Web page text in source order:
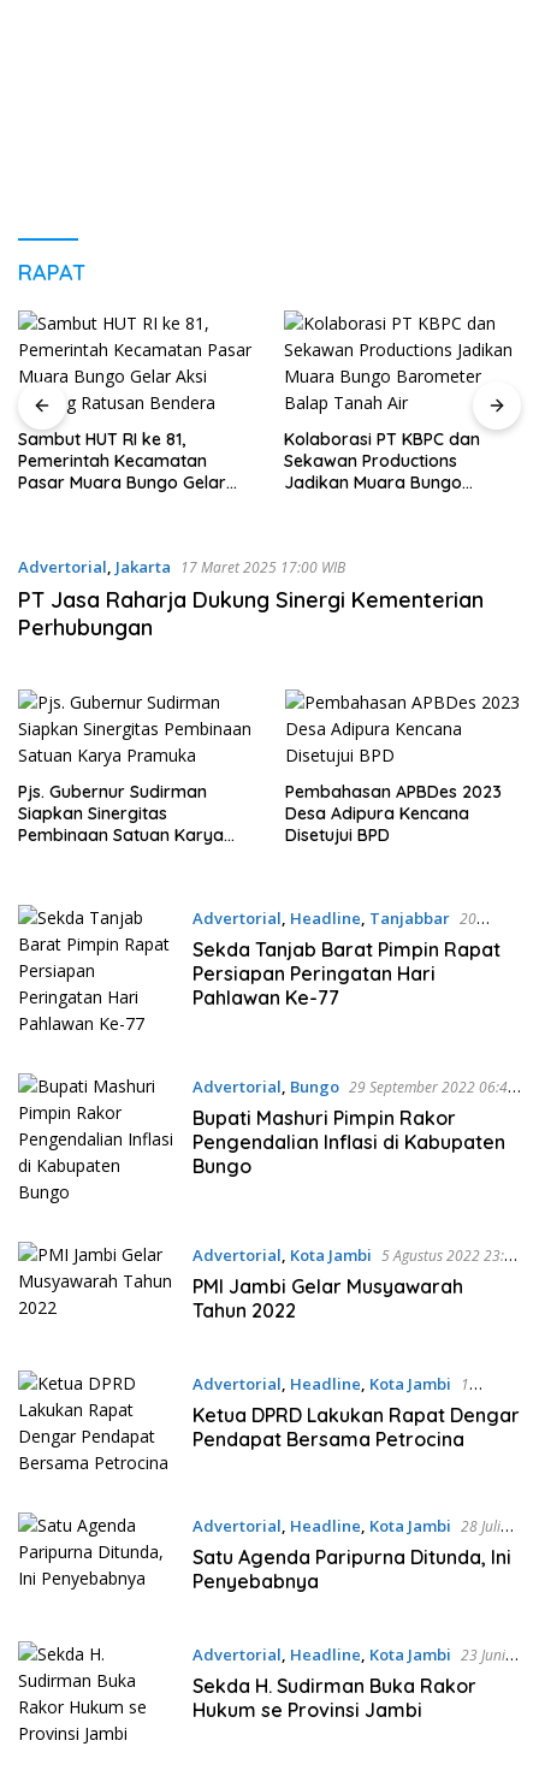
RAPAT
Sambut HUT RI ke 81,
Pemerintah Kecamatan
Pasar Muara Bungo Gelar
Kolaborasi PT KBPC dan
Sekawan Productions
Jadikan Muara Bungo
Advertorial, Jakarta 17 Maret 2025 17:00 WIB
PT Jasa Raharja Dukung Sinergi Kementerian
Perhubungan
Pjs. Gubernur Sudirman
Siapkan Sinergitas
Pembinaan Satuan Karya
Pembahasan APBDes 2023
Desa Adipura Kencana
Disetujui BPD
Advertorial, Headline, Tanjabbar 20
Oktober 2022 22:16 WIB
Sekda Tanjab Barat Pimpin Rapat
Persiapan Peringatan Hari
Pahlawan Ke-77
Advertorial, Bungo 29 September 2022 06:45
WIB
Bupati Mashuri Pimpin Rakor
Pengendalian Inflasi di Kabupaten
Bungo
Advertorial, Kota Jambi 5 Agustus 2022 23:34
WIB
PMI Jambi Gelar Musyawarah
Tahun 2022
Advertorial, Headline, Kota Jambi
1
Agustus 2022 20:26 WIB
Ketua DPRD Lakukan Rapat Dengar
Pendapat Bersama Petrocina
Advertorial, Headline, Kota Jambi 28 Juli
2022 17:35 WIB
Satu Agenda Paripurna Ditunda, Ini
Penyebabnya
Advertorial, Headline, Kota Jambi 23 Juni
2022 13:46 WIB
Sekda H. Sudirman Buka Rakor
Hukum se Provinsi Jambi